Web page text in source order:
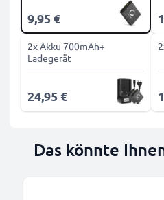
9,95 €
2x Akku 700mAh+
Ladegerät
24,95 €
Das könnte